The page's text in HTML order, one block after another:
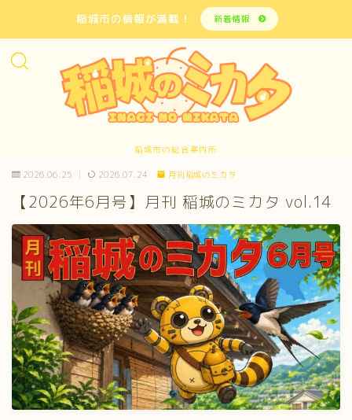
稲城市の情報が満載！ 新着情報
稲城市の総合案内所
2026.06.25 2026.07.24 月刊稲城のミカタ
【2026年6月号】月刊 稲城のミカタ vol.14